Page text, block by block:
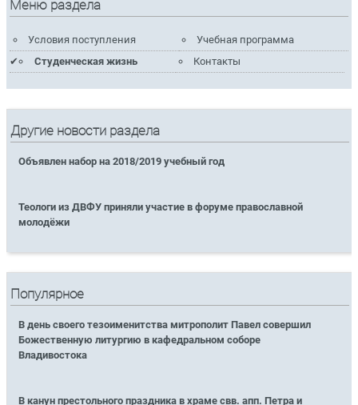
Меню раздела
Условия поступления
Учебная программа
Студенческая жизнь
Контакты
Другие новости раздела
Объявлен набор на 2018/2019 учебный год
Теологи из ДВФУ приняли участие в форуме православной
молодёжи
Популярное
В день своего тезоименитства митрополит Павел совершил
Божественную литургию в кафедральном соборе
Владивостока
В канун престольного праздника в храме свв. апп. Петра и